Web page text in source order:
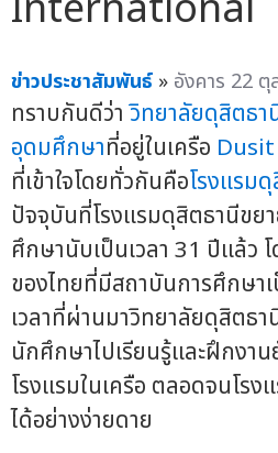
ข่าวประชาสัมพันธ์ » อังคาร 22
ทราบกันดีว่าวิทยาลัยดุสิตธา
อุดมศึกษาที่อยู่ในเครือ
ที่เข้าใจโดยทั่วกันคือโรงแรม
ปัจจุบันที่โรงแรมดุสิตธานีขย
ศึกษานับเป็นเวลา 31 ปีแล้ว
ของไทยที่มีสถาบันการศึกษา
เวลาที่ผ่านมาวิทยาลัยดุสิตธา
นักศึกษาไปเรียนรู้และฝึกงา
โรงแรมในเครือ ตลอดจนโร
ได้อย่างง่ายดาย